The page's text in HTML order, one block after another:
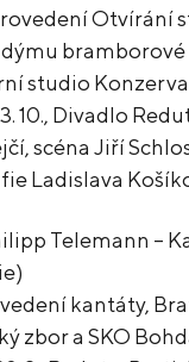
Otvírání
studio
10., Divadlo
scéna Jiří
Ladislava
Telemann –
kantáty,
zbor a SKO